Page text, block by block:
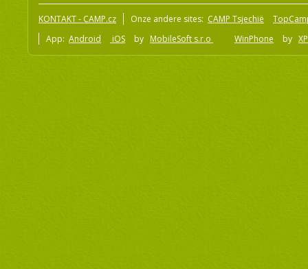
KONTAKT - CAMP.cz Onze andere sites: CAMP Tsjechië
App: Android iOS by MobileSoft s.r.o WinPhone by